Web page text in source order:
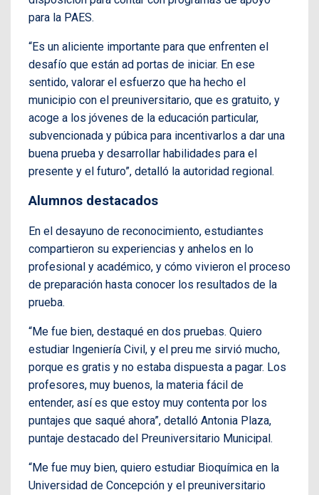
para la PAES.
“Es un aliciente importante para que enfrenten el
desafío que están ad portas de iniciar. En ese
sentido, valorar el esfuerzo que ha hecho el
municipio con el preuniversitario, que es gratuito, y
acoge a los jóvenes de la educación particular,
subvencionada y púbica para incentivarlos a dar una
buena prueba y desarrollar habilidades para el
presente y el futuro”, detalló la autoridad regional.
Alumnos destacados
En el desayuno de reconocimiento, estudiantes
compartieron su experiencias y anhelos en lo
profesional y académico, y cómo vivieron el proceso
de preparación hasta conocer los resultados de la
prueba.
“Me fue bien, destaqué en dos pruebas. Quiero
estudiar Ingeniería Civil, y el preu me sirvió mucho,
porque es gratis y no estaba dispuesta a pagar. Los
profesores, muy buenos, la materia fácil de
entender, así es que estoy muy contenta por los
puntajes que saqué ahora”, detalló Antonia Plaza,
puntaje destacado del Preuniversitario Municipal.
“Me fue muy bien, quiero estudiar Bioquímica en la
Universidad de Concepción y el preuniversitario